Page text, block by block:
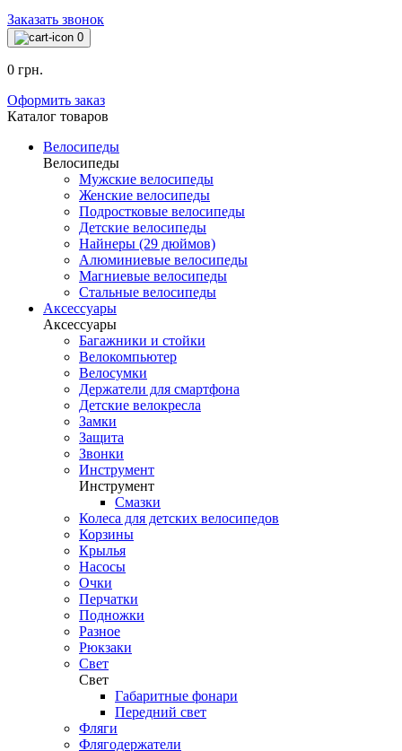
Заказать звонок
0
0 грн.
Оформить заказ
Каталог товаров
Велосипеды
Велосипеды
Мужские велосипеды
Женские велосипеды
Подростковые велосипеды
Детские велосипеды
Найнеры (29 дюймов)
Алюминиевые велосипеды
Магниевые велосипеды
Стальные велосипеды
Аксессуары
Аксессуары
Багажники и стойки
Велокомпьютер
Велосумки
Держатели для смартфона
Детские велокресла
Замки
Защита
Звонки
Инструмент
Инструмент
Смазки
Колеса для детских велосипедов
Корзины
Крылья
Насосы
Очки
Перчатки
Подножки
Разное
Рюкзаки
Свет
Свет
Габаритные фонари
Передний свет
Фляги
Флягодержатели